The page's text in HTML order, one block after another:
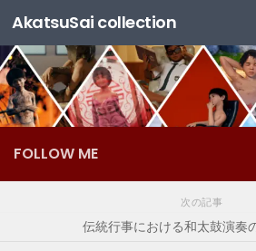
コンテンツへスキップ
AkatsuSai collection
FOLLOW ME
次の記事
伝統行事における和太鼓演奏